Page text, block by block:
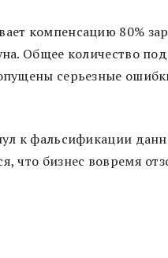
компенсацию 80%
Общее количество
серьезные
к фальсификации
что бизнес вовремя